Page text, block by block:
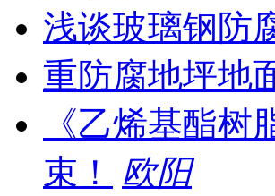
浅谈玻璃钢防
重防腐地坪地
《乙烯基酯
束！
欧阳